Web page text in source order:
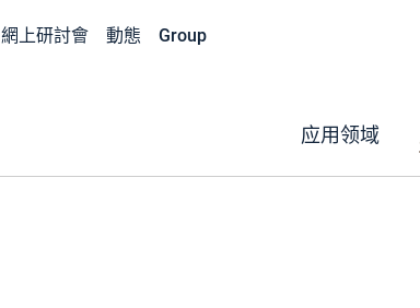
網上研討會 動態 Group
应用领域